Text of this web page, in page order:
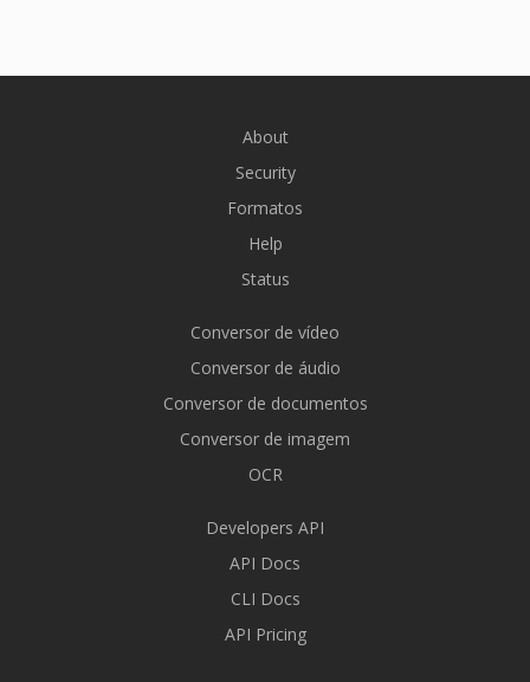
About
Security
Formatos
Help
Status
Conversor de vídeo
Conversor de áudio
Conversor de documentos
Conversor de imagem
OCR
Developers API
API Docs
CLI Docs
API Pricing